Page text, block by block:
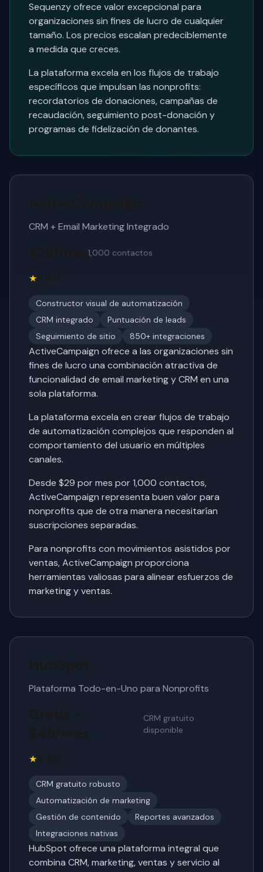
Sequenzy ofrece valor excepcional para
organizaciones sin fines de lucro de cualquier
tamaño. Los precios escalan predeciblemente
a medida que creces.
La plataforma excela en los flujos de trabajo
específicos que impulsan las nonprofits:
recordatorios de donaciones, campañas de
recaudación, seguimiento post-donación y
programas de fidelización de donantes.
CRM + Email Marketing Integrado
1,000 contactos
★
Constructor visual de automatización
CRM integrado
Puntuación de leads
Seguimiento de sitio
850+ integraciones
ActiveCampaign ofrece a las organizaciones sin
fines de lucro una combinación atractiva de
funcionalidad de email marketing y CRM en una
sola plataforma.
La plataforma excela en crear flujos de trabajo
de automatización complejos que responden al
comportamiento del usuario en múltiples
canales.
Desde $29 por mes por 1,000 contactos,
ActiveCampaign representa buen valor para
nonprofits que de otra manera necesitarían
suscripciones separadas.
Para nonprofits con movimientos asistidos por
ventas, ActiveCampaign proporciona
herramientas valiosas para alinear esfuerzos de
marketing y ventas.
HubSpot
Plataforma Todo-en-Uno para Nonprofits
Gratis -
$45/mes
CRM gratuito
disponible
★ 4.4/5
CRM gratuito robusto
Automatización de marketing
Gestión de contenido
Reportes avanzados
Integraciones nativas
HubSpot ofrece una plataforma integral que
combina CRM, marketing, ventas y servicio al